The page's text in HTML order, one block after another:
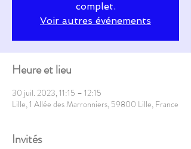
complet.
Voir autres événements
Heure et lieu
30 juil. 2023, 11:15 – 12:15
Lille, 1 Allée des Marronniers, 59800 Lille, France
Invités